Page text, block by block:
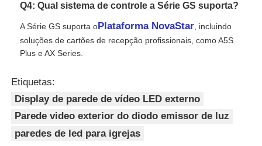
Q4: Qual sistema de controle a Série GS suporta?
A Série GS suporta oPlataforma NovaStar, incluindo
soluções de cartões de recepção profissionais, como A5S
Plus e AX Series.
Etiquetas:
Display de parede de vídeo LED externo
Parede video exterior do diodo emissor de luz
paredes de led para igrejas